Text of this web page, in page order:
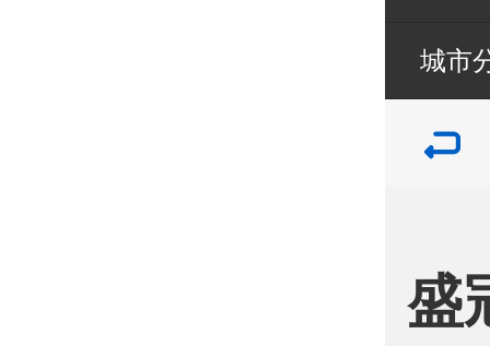
城市
盛